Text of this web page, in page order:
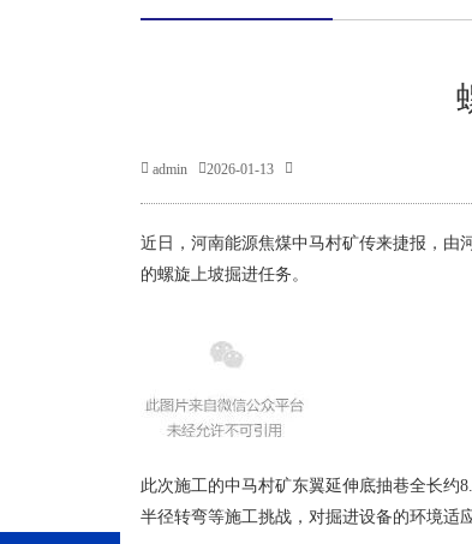
admin 2026-01-13
近日，河南能源焦煤中马村矿传来捷报，由
的螺旋上坡掘进任务。
此次施工的中马村矿东翼延伸底抽巷全长约
半径转弯等施工挑战，对掘进设备的环境适